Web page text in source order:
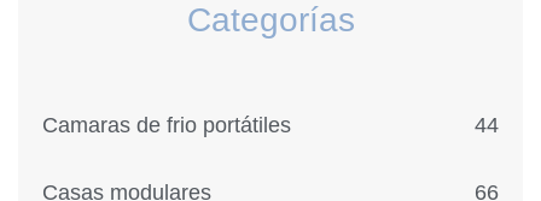
Categorías
Camaras de frio portátiles 44
Casas modulares 66